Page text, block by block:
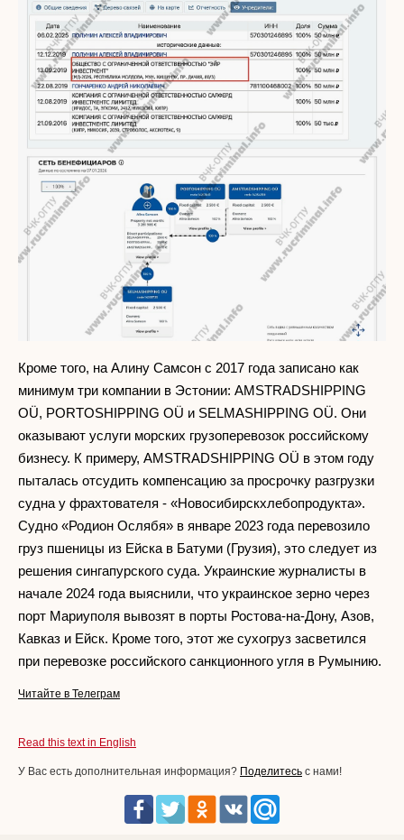
Кроме того, на Алину Самсон с 2017 года записано как
минимум три компании в Эстонии: AMSTRADSHIPPING
OÜ, PORTOSHIPPING OÜ и SELMASHIPPING OÜ. Они
оказывают услуги морских грузоперевозок российскому
бизнесу. К примеру, AMSTRADSHIPPING OÜ в этом году
пыталась отсудить компенсацию за просрочку разгрузки
судна у фрахтователя - «Новосибирскхлебопродукта».
Судно «Родион Ослябя» в январе 2023 года перевозило
груз пшеницы из Ейска в Батуми (Грузия), это следует из
решения сингапурского суда. Украинские журналисты в
начале 2024 года выяснили, что украинское зерно через
порт Мариуполя вывозят в порты Ростова-на-Дону, Азов,
Кавказ и Ейск. Кроме того, этот же сухогруз засветился
при перевозке российского санкционного угля в Румынию.
Читайте в Телеграм
Read this text in English
У Вас есть дополнительная информация? Поделитесь с нами!